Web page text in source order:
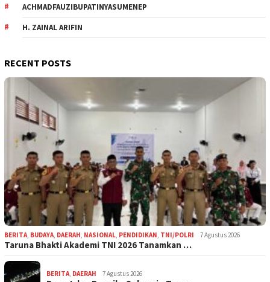
ACHMADFAUZIBUPATINYASUMENEP
H. ZAINAL ARIFIN
RECENT POSTS
BERITA, BUDAYA, DAERAH, NASIONAL, PENDIDIKAN, TNI/POLRI 7 Agustus 2026
Taruna Bhakti Akademi TNI 2026 Tanamkan …
BERITA, DAERAH 7 Agustus 2026